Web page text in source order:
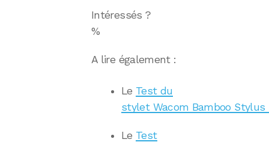
Intéressés ?
%
A lire également :
Le Test du
stylet Wacom Bamboo Stylus
Le Test